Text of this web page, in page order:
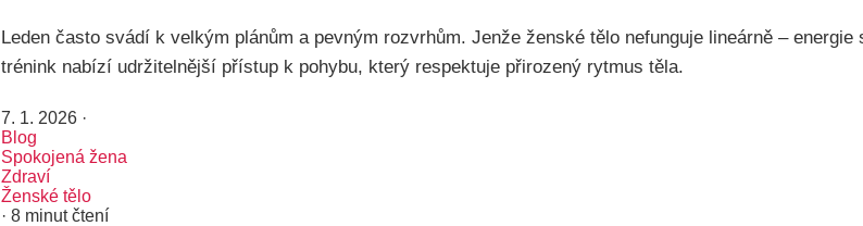
Leden často svádí k velkým plánům a pevným rozvrhům. Jenže ženské tělo nefunguje lineárně –
trénink nabízí udržitelnější přístup k pohybu, který respektuje přirozený rytmus těla.
7. 1. 2026 ·
Blog
Spokojená žena
Zdraví
Ženské tělo
· 8 minut čtení